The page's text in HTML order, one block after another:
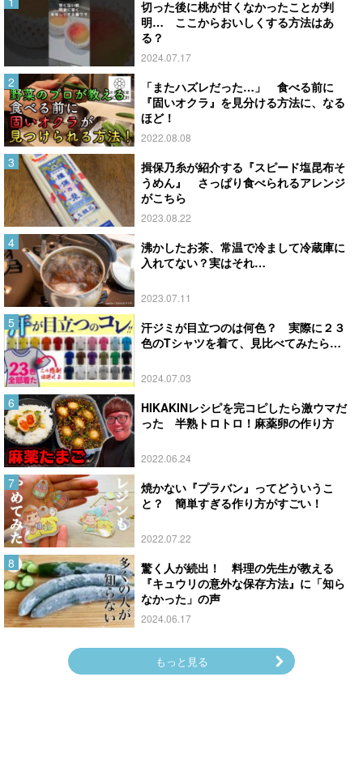
切った後に桃が甘くなかったことが判
明… ここからおいしくする方法はあ
る？
2024.07.17
「またハズレだった…」 食べる前に
『固いオクラ』を見分ける方法に、なる
ほど！
2022.08.08
揖保乃糸が紹介する『スピード塩昆布そ
うめん』 さっぱり食べられるアレンジ
がこちら
2023.08.22
沸かしたお茶、常温で冷まして冷蔵庫に
入れてない？実はそれ…
2023.07.11
汗ジミが目立つのは何色？ 実際に２３
色のTシャツを着て、見比べてみたら…
2024.07.03
HIKAKINレシピを完コピしたら激ウマだ
った 半熟トロトロ！麻薬卵の作り方
2022.06.24
焼かない『プラバン』ってどういうこ
と？ 簡単すぎる作り方がすごい！
2022.07.22
驚く人が続出！ 料理の先生が教える
『キュウリの意外な保存方法』に「知ら
なかった」の声
2024.06.17
もっと見る